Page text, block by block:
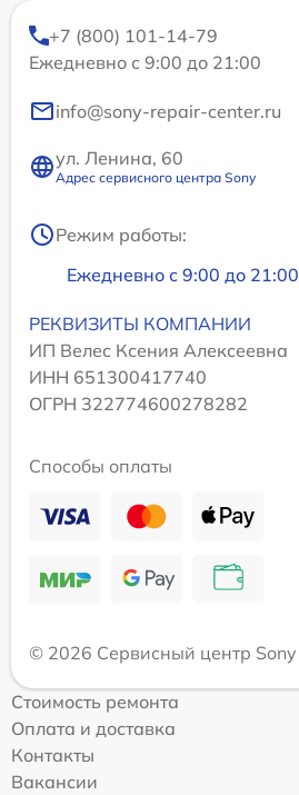
+7 (800) 101-14-79
Ежедневно с 9:00 до 21:00
info@sony-repair-center.ru
ул. Ленина, 60
Адрес сервисного центра Sony
Режим работы:
Ежедневно с 9:00 до 21:00
РЕКВИЗИТЫ КОМПАНИИ
ИП Велес Ксения Алексеевна
ИНН 651300417740
ОГРН 322774600278282
Способы оплаты
© 2026 Сервисный центр Sony
Стоимость ремонта
Оплата и доставка
Контакты
Вакансии